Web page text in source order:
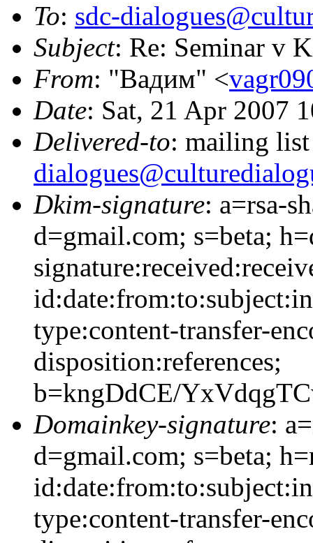
To: sdc-
Subject: Re: Seminar v
From: "Вадим" <
Date: Sat, 21 Apr 2007
Delivered-to: mailing
Dkim-signature: a=rsa-
d=gmail.com; s=beta;
type:content-transfer-
disposition:references;
b=kngDdCE/
Domainkey-signature:
d=gmail.com; s=beta;
type:content-transfer-